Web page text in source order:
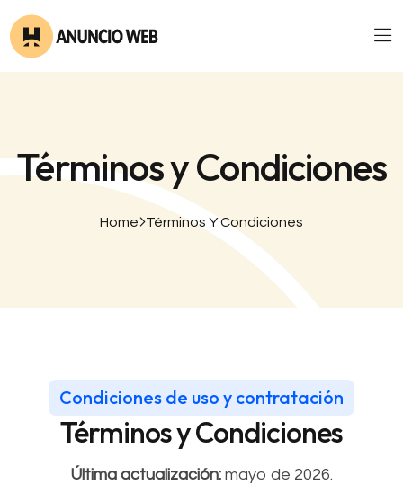
Términos y Condiciones
Home Términos Y Condiciones
Condiciones de uso y contratación
Términos y Condiciones
Última actualización: mayo de 2026.